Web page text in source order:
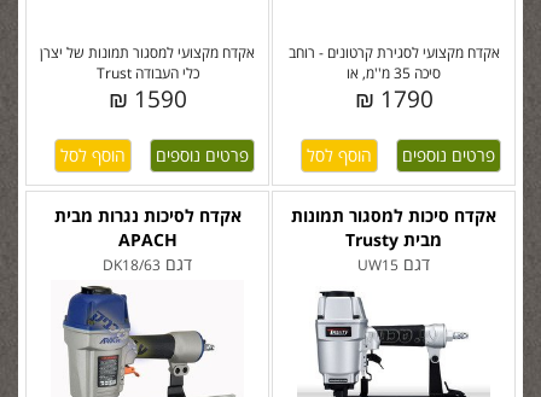
אקדח מקצועי למסגור תמונות של יצרן
כלי העבודה Trust
1590 ₪
פרטים נוספים
אקדח מקצועי לסגירת קרטונים - רוחב
סיכה 35 מ''מ, או
1790 ₪
פרטים נוספים
אקדח לסיכות נגרות מבית
APACH
דגם DK18/63
אקדח סיכות למסגור תמונות
מבית Trusty
דגם UW15